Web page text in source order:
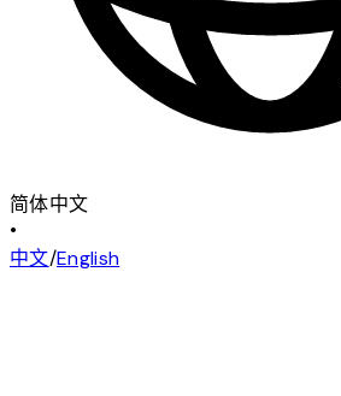
简体中文
•
中文/English